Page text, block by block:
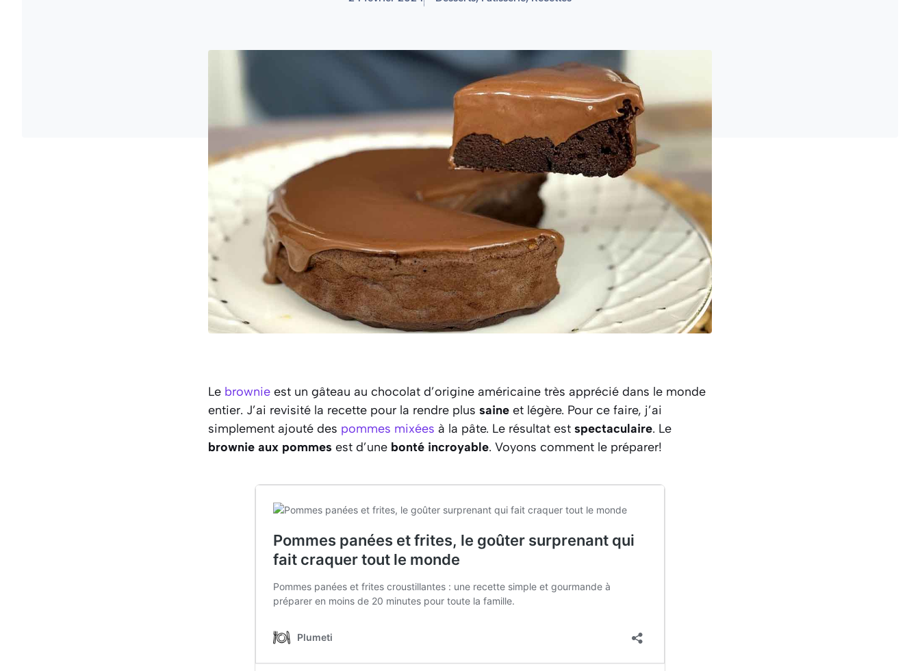
Le brownie est un gâteau au chocolat d’origine américaine très apprécié dans le monde
entier. J’ai revisité la recette pour la rendre plus saine et légère. Pour ce faire, j’ai
simplement ajouté des pommes mixées à la pâte. Le résultat est spectaculaire. Le
brownie aux pommes est d’une bonté incroyable. Voyons comment le préparer!